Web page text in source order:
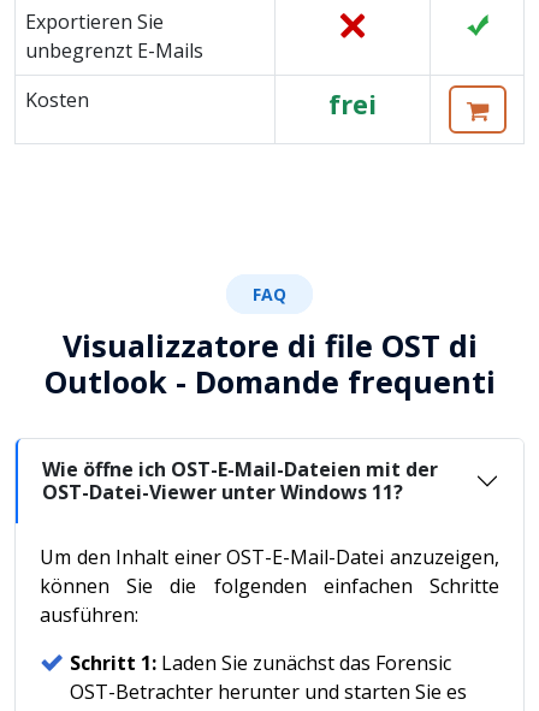
Exportieren Sie
unbegrenzt E-Mails
Kosten
frei
FAQ
Visualizzatore di file OST di
Outlook - Domande frequenti
Wie öffne ich OST-E-Mail-Dateien mit der
OST-Datei-Viewer unter Windows 11?
Um den Inhalt einer OST-E-Mail-Datei anzuzeigen,
können Sie die folgenden einfachen Schritte
ausführen:
Schritt 1: Laden Sie zunächst das Forensic
OST-Betrachter herunter und starten Sie es